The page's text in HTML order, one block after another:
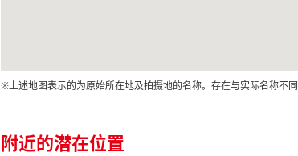
※上述地图表示的为原始所在地及拍摄地的名称。存在与实际名称不同
附近的潜在位置